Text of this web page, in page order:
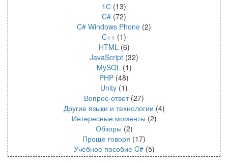
1С (13)
C# (72)
C# Windows Phone (2)
C++ (1)
HTML (6)
JavaScript (32)
MySQL (1)
PHP (48)
Unity (1)
Вопрос-ответ(27)
Другие языки и технологии (4)
Интересные моменты (2)
Обзоры (2)
Проще говоря (17)
Учебное пособие C#(5)